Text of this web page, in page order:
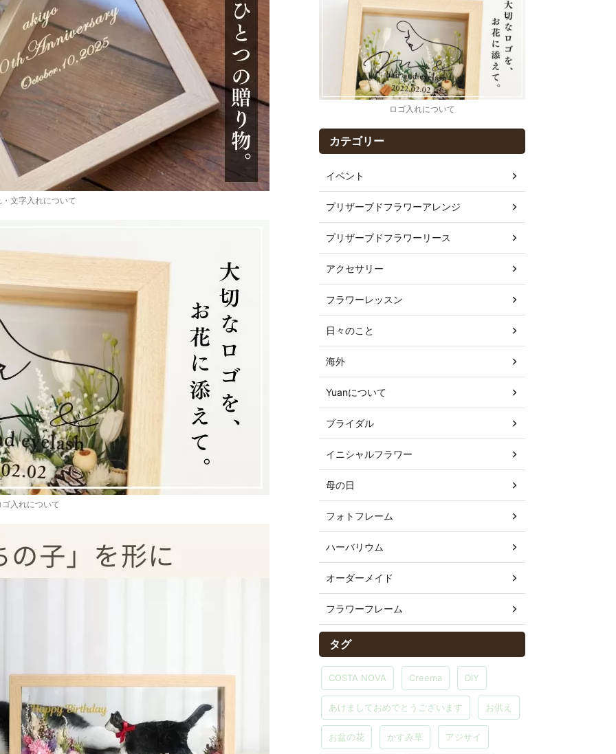
文字入れについて
ゴ入れについて
ロゴ入れについて
カテゴリー
イベント
プリザーブドフラワーアレンジ
プリザーブドフラワーリース
アクセサリー
フラワーレッスン
日々のこと
海外
Yuanについて
ブライダル
イニシャルフラワー
母の日
フォトフレーム
ハーバリウム
オーダーメイド
フラワーフレーム
タグ
COSTA NOVA Creema DIY
あけましておめでとうございます お供え
お盆の花 かすみ草 アジサイ